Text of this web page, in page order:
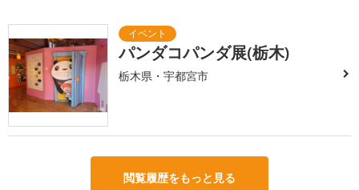
パンダコパンダ展(栃木)
栃木県・宇都宮市
閲覧履歴をもっと見る